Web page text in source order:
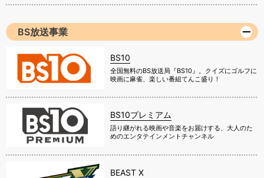
BS放送事業
BS10
全国無料のBS放送局『BS10』。クイズにゴルフに
映画に麻雀、楽しい番組てんこ盛り！
BS10プレミアム
語り継がれる映画や音楽をお届けする、大人のた
めのエンタテインメントチャンネル
BEAST X